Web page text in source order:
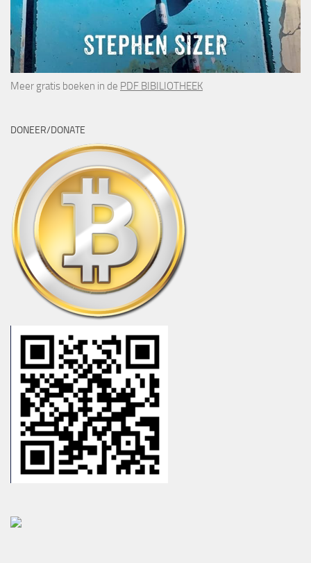
Meer gratis boeken in de PDF BIBILIOTHEEK
DONEER/DONATE